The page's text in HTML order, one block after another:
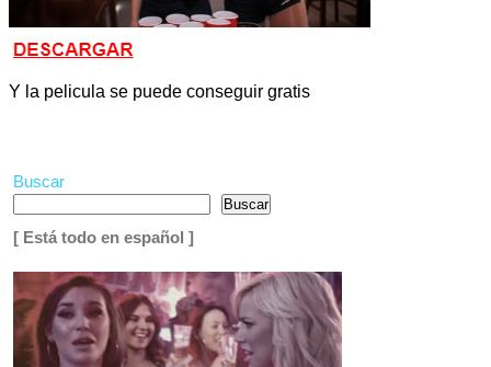
Y la pelicula se puede conseguir gratis
Buscar
Buscar
[ Está todo en español ]